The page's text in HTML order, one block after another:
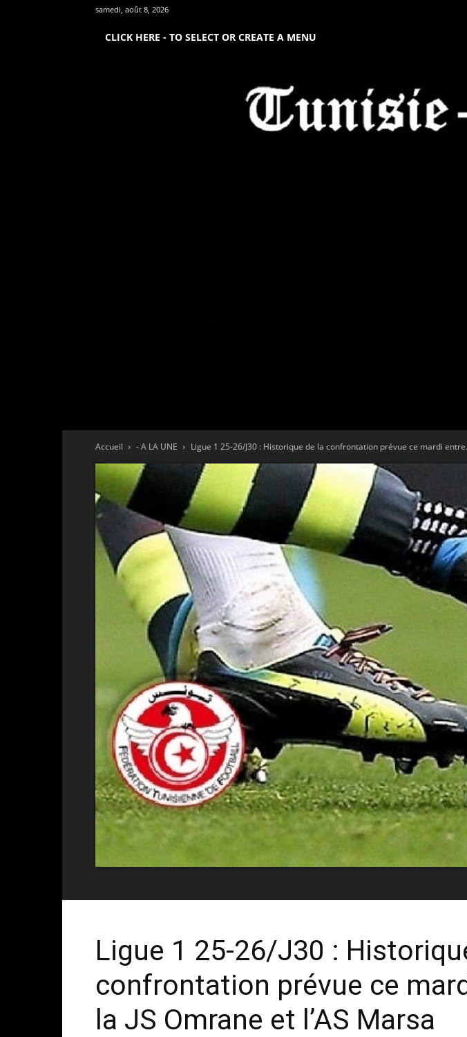
samedi, août 8, 2026
CLICK HERE - TO SELECT OR CREATE A MENU
Accueil - A LA UNE Ligue 1 25-26/J30 : Historique de la confrontation prévue ce mardi
Ligue 1 25-26/J30 :
confrontation prévue ce
la JS Omrane et l’AS Marsa